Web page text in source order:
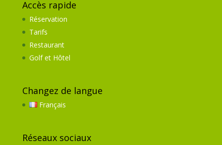
Accès rapide
Réservation
Tarifs
Restaurant
Golf et Hôtel
Changez de langue
Français
Réseaux sociaux